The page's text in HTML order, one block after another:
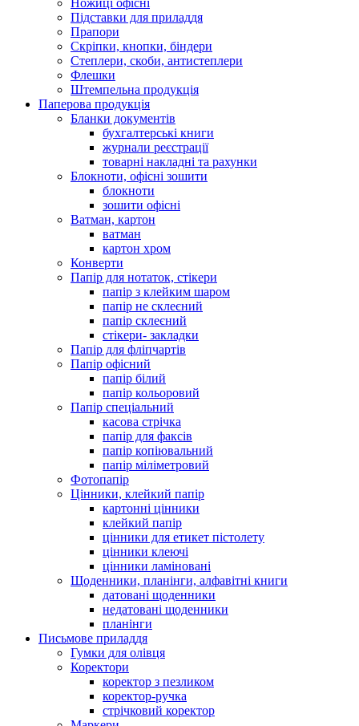
Ножиці офісні
Підставки для приладдя
Прапори
Скріпки, кнопки, біндери
Степлери, скоби, антистеплери
Флешки
Штемпельна продукція
Паперова продукція
Бланки документів
бухгалтерські книги
журнали реєстрації
товарні накладні та рахунки
Блокноти, офісні зошити
блокноти
зошити офісні
Ватман, картон
ватман
картон хром
Конверти
Папір для нотаток, стікери
папір з клейким шаром
папір не склеєний
папір склеєний
стікери- закладки
Папір для фліпчартів
Папір офісний
папір білий
папір кольоровий
Папір спеціальний
касова стрічка
папір для факсів
папір копіювальний
папір міліметровий
Фотопапір
Цінники, клейкий папір
картонні цінники
клейкий папір
цінники для етикет пістолету
цінники клеючі
цінники ламіновані
Щоденники, планінги, алфавітні книги
датовані щоденники
недатовані щоденники
планінги
Письмове приладдя
Гумки для олівця
Коректори
коректор з пезликом
коректор-ручка
стрічковий коректор